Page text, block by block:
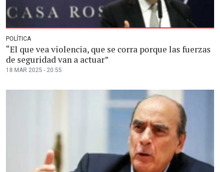
POLÍTICA
“El que vea violencia, que se corra porque las fuerzas
de seguridad van a actuar”
18 MAR 2025 - 20:55